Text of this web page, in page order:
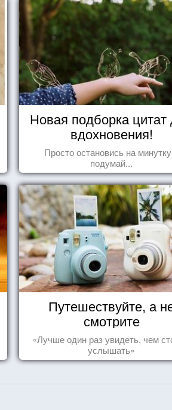
Новая подборка цитат
вдохновения!
Просто остановись на
подумай...
Путешествуйте, а
смотрите
«Лучше один раз увидеть, чем
услышать»